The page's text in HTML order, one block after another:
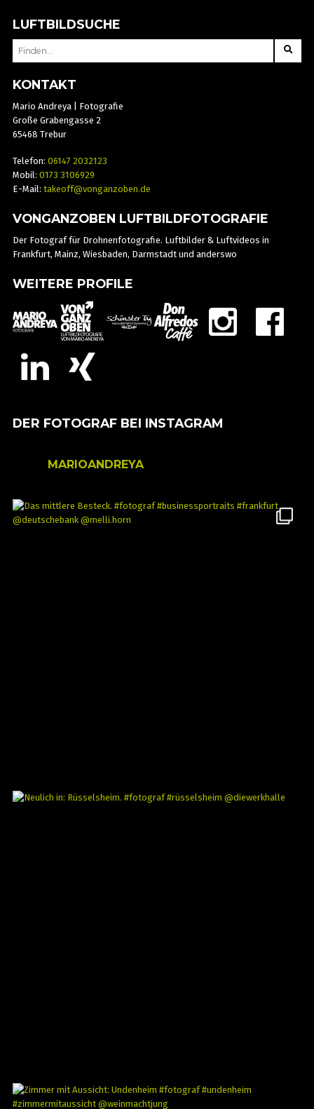
LUFTBILDSUCHE
SEARCH
KONTAKT
Mario Andreya | Fotografie
Große Grabengasse 2
65468 Trebur
Telefon: 06147 2032123
Mobil: 0173 3106929
E-Mail: takeoff@vonganzoben.de
VONGANZOBEN LUFTBILDFOTOGRAFIE
Der Fotograf für Drohnenfotografie. Luftbilder & Luftvideos in
Frankfurt, Mainz, Wiesbaden, Darmstadt und anderswo
WEITERE PROFILE
DER FOTOGRAF BEI INSTAGRAM
MARIOANDREYA